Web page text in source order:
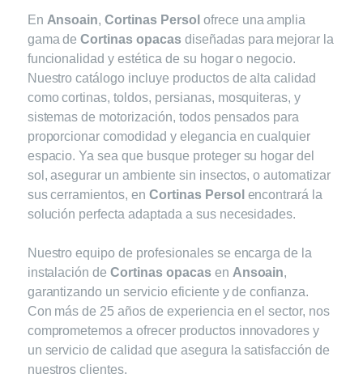
En Ansoain,Cortinas Persol ofrece una amplia
gama deCortinas opacasdiseñadas para mejorar la
funcionalidad y estética de su hogar o negocio.
Nuestro catálogo incluye productos de alta calidad
como cortinas, toldos, persianas, mosquiteras, y
sistemas de motorización, todos pensados para
proporcionar comodidad y elegancia en cualquier
espacio. Ya sea que busque proteger su hogar del
sol, asegurar un ambiente sin insectos, o automatizar
sus cerramientos, en Cortinas Persol encontrará la
solución perfecta adaptada a sus necesidades.
Nuestro equipo de profesionales se encarga de la
instalación deCortinas opacasen Ansoain,
garantizando un servicio eficiente y de confianza.
Con más de 25 años de experiencia en el sector, nos
comprometemos a ofrecer productos innovadores y
un servicio de calidad que asegura la satisfacción de
nuestros clientes.